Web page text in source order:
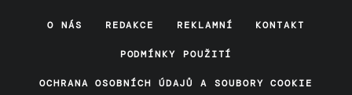
O NÁS REDAKCE REKLAMNÍ KONTAKT
PODMÍNKY POUŽITÍ
OCHRANA OSOBNÍCH ÚDAJŮ A SOUBORY COOKIE